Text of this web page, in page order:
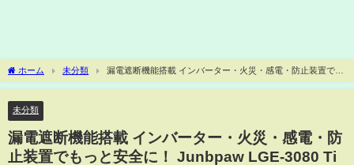
ホーム 未分類
漏電遮断機能搭載 インバーター・火災・感電・防止装置でも
っと安全に！ Junbpaw LGE-3080 Ti DC-AC インバーター inverter のご紹介動画 熊本
未分類
漏電遮断機能搭載 インバーター・火災・感電・防
止装置でもっと安全に！ Junbpaw LGE-3080 Ti